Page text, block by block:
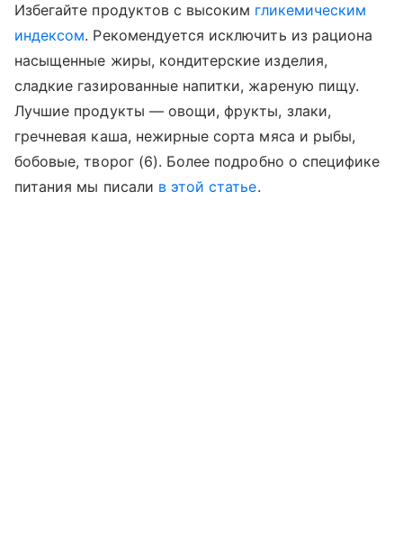
Избегайте продуктов с высоким гликемическим
индексом. Рекомендуется исключить из рациона
насыщенные жиры, кондитерские изделия,
сладкие газированные напитки, жареную пищу.
Лучшие продукты — овощи, фрукты, злаки,
гречневая каша, нежирные сорта мяса и рыбы,
бобовые, творог (6). Более подробно о специфике
питания мы писали в этой статье.